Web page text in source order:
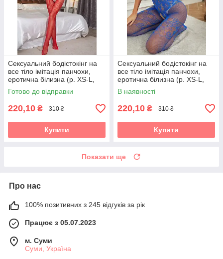
Сексуальний бодістокінг на
все тіло імітація панчохи,
еротична білизна (р. XS-L,
червоний)
Готово до відправки
220,10 ₴ 310 ₴
Купити
Сексуальний бодістокінг на
все тіло імітація панчохи,
еротична білизна (р. XS-L,
синій)
В наявності
220,10 ₴ 310 ₴
Купити
Показати ще
Про нас
100% позитивних з 245 відгуків за рік
Працює з 05.07.2023
м. Суми
Суми, Україна